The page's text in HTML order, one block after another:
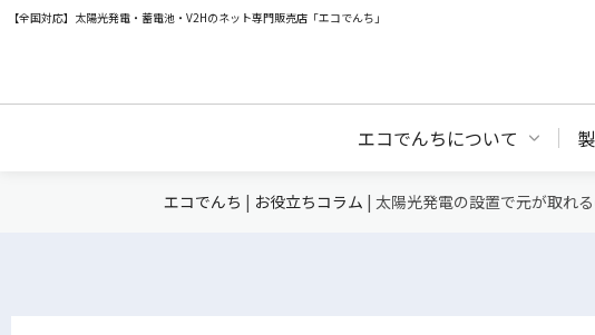
【全国対応】太陽光発電・蓄電池・V2Hのネット専門販売店「エコでんち」
エコでんちについて
エコでんち | お役立ちコラム | 太陽光発電の設置で元が取れ